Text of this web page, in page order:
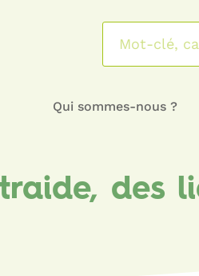
Qui sommes-nous ?
des